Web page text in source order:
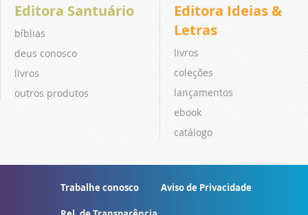
Editora Santuário
bíblias
deus conosco
livros
outros produtos
Editora Ideias &
Letras
livros
coleções
lançamentos
ebook
catálogo
Trabalhe conosco Aviso de Privacidade